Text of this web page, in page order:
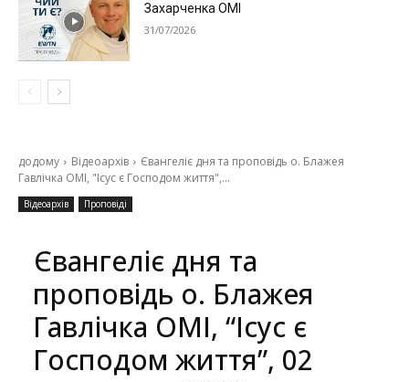
Захарченка ОМІ
31/07/2026